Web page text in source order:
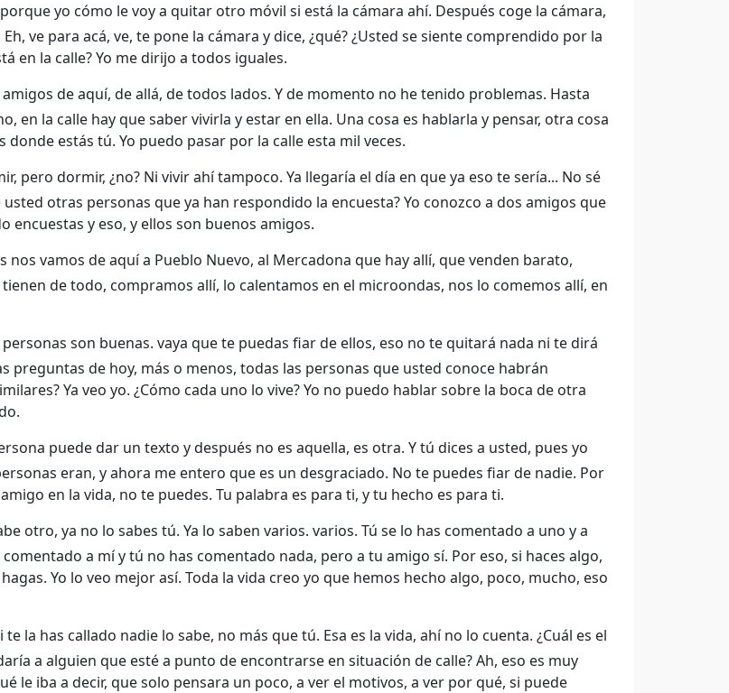
yo cómo le voy a quitar otro móvil si está la cámara ahí. Después coge la cámara,
ve para acá, ve, te pone la cámara y dice, ¿qué? ¿Usted se siente comprendido por la
en la calle? Yo me dirijo a todos iguales.
de aquí, de allá, de todos lados. Y de momento no he tenido problemas. Hasta
en la calle hay que saber vivirla y estar en ella. Una cosa es hablarla y pensar, otra cosa
donde estás tú. Yo puedo pasar por la calle esta mil veces.
pero dormir, ¿no? Ni vivir ahí tampoco. Ya llegaría el día en que ya eso te sería... No sé
usted otras personas que ya han respondido la encuesta? Yo conozco a dos amigos que
encuestas y eso, y ellos son buenos amigos.
nos vamos de aquí a Pueblo Nuevo, al Mercadona que hay allí, que venden barato,
de todo, compramos allí, lo calentamos en el microondas, nos lo comemos allí, en
personas son buenas. vaya que te puedas fiar de ellos, eso no te quitará nada ni te dirá
preguntas de hoy, más o menos, todas las personas que usted conoce habrán
Ya veo yo. ¿Cómo cada uno lo vive? Yo no puedo hablar sobre la boca de otra
puede dar un texto y después no es aquella, es otra. Y tú dices a usted, pues yo
eran, y ahora me entero que es un desgraciado. No te puedes fiar de nadie. Por
en la vida, no te puedes. Tu palabra es para ti, y tu hecho es para ti.
otro, ya no lo sabes tú. Ya lo saben varios. varios. Tú se lo has comentado a uno y a
a mí y tú no has comentado nada, pero a tu amigo sí. Por eso, si haces algo,
Yo lo veo mejor así. Toda la vida creo yo que hemos hecho algo, poco, mucho, eso
te la has callado nadie lo sabe, no más que tú. Esa es la vida, ahí no lo cuenta. ¿Cuál es el
a alguien que esté a punto de encontrarse en situación de calle? Ah, eso es muy
le iba a decir, que solo pensara un poco, a ver el motivos, a ver por qué, si puede